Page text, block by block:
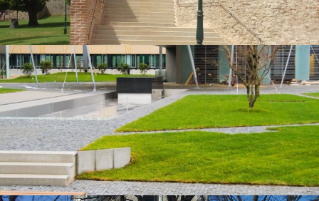
Kutná Hora, Die Kirche St. Barbara